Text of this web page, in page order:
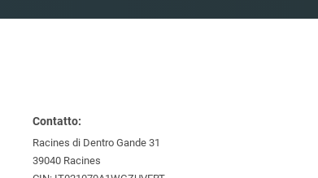
Contatto:
Racines di Dentro Gande 31
39040 Racines